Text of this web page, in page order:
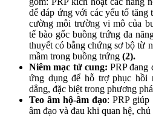
để đáp ứng với các yếu tố tăng
cường môi trường vi mô của
tế bào gốc buồng trứng đa
thuyết có bằng chứng sơ bộ từ
mầm trong buồng trứng (2).
Niêm mạc tử cung: PRP đang
ứng dụng để hỗ trợ phục hồi
dẳng, đặc biệt trong phương
Teo âm hộ-âm đạo: PRP giúp
âm đạo và đau khi quan hệ,